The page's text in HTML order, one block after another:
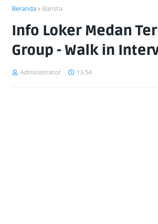
Beranda Barista
Info Loker Medan
Group - Walk in
Administrator 13.54